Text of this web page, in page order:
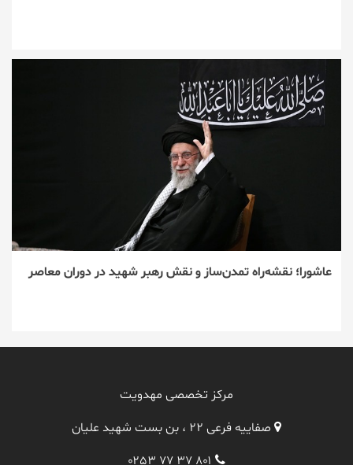
عاشورا؛ نقشه‌راه تمدن‌ساز و نقش رهبر شهید در دوران معاصر
مرکز تخصصی مهدویت
صفاییه فرعی ۲۲ ، بن بست شهید علیان
۰۲۵۳ ۷۷ ۳۷ ۸۰۱